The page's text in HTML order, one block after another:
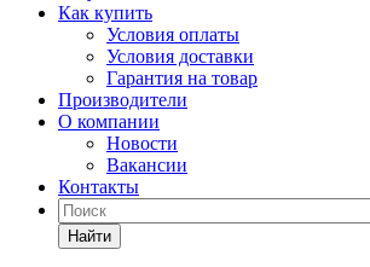
Как купить
Условия оплаты
Условия доставки
Гарантия на товар
Производители
О компании
Новости
Вакансии
Контакты
Найти